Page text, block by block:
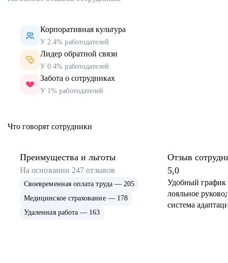
Корпоративная культура
У 2.4% работодателей
Лидер обратной связи
У 0.4% работодателей
Забота о сотрудниках
У 1% работодателей
Что говорят сотрудники
Преимущества и льготы
На основании 247 отзывов
Своевременная оплата труда — 205
Медицинское страхование — 178
Удаленная работа — 163
Отзыв
5,0
Удобный график
лояльное
система